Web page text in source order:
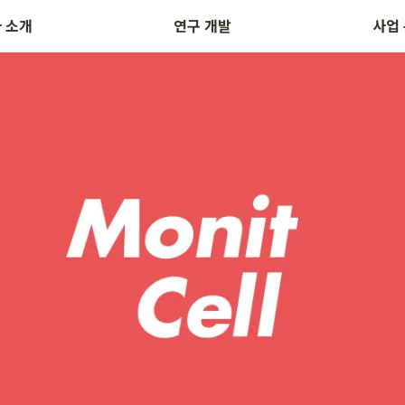
소개 연구 개발 사업
/ 연락처 협력 활동 H&B 판